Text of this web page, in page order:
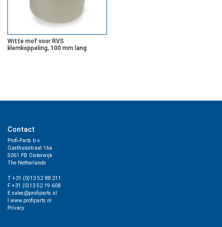
Witte mof voor RVS
klemkoppeling, 100 mm lang
Contact
Profi-Parts b.v.
Gasthuisstraat 16a
5061 PB Oisterwijk
The Netherlands
T +31 (0)13 52 88 211
F +31 (0)13 52 19 608
E sales@profiparts.nl
I www.profiparts.nl
Privacy